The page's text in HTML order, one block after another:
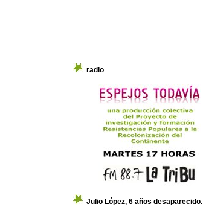
radio
Julio López, 6 años desaparecido.